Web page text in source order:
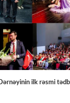
ilk rəsmi